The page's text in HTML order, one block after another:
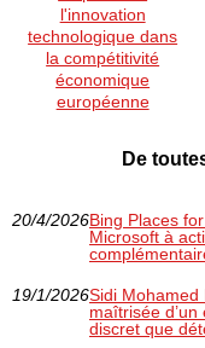
l'innovation
technologique dans
la compétitivité
économique
européenne
De
20/4/2026Bing Places
Microsoft à
19/1/2026Sidi Mohamed
maîtrisée
discret que